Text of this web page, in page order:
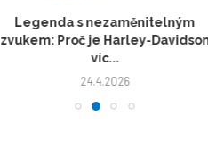
Legenda s nezaměnitelným
zvukem: Proč je Harley-
víc...
24.4.2026